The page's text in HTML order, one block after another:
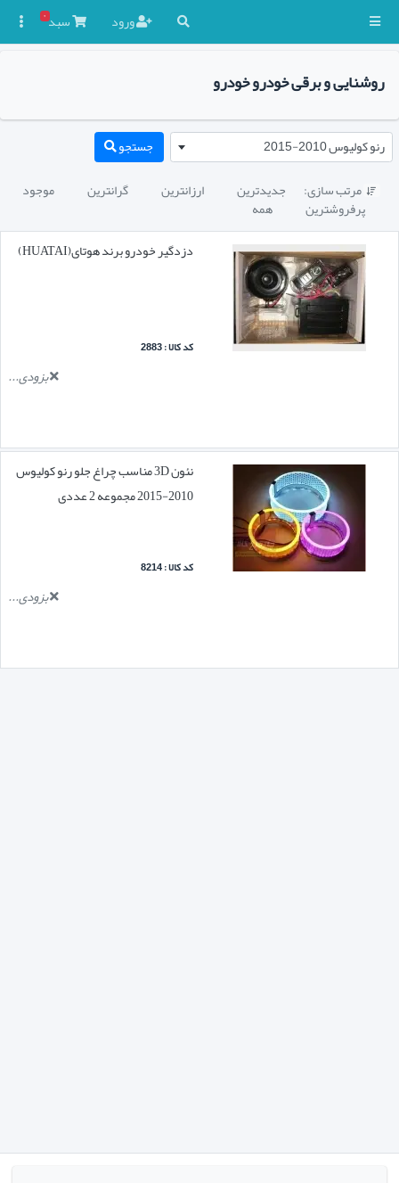
ورود سبد۰
روشنایی و برقی خودرو خودرو
رنو کولیوس 2010-2015 جستجو
 مرتب سازی: جدیدترین ارزانترین گرانترین موجود
پرفروشترین
همه
دزدگیر خودرو برند هوتای(HUATAI)
کد کالا : 2883
بزودی...
نئون 3D مناسب چراغ جلو رنو کولیوس
2010-2015 مجموعه 2 عددی
کد کالا : 8214
بزودی...